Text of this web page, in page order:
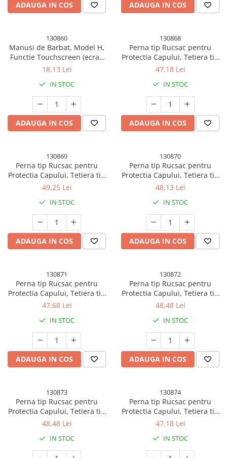
ADAUGA IN COS ADAUGA IN COS
130860
Manusi de Barbat, Model H,
Functie Touchscreen (ecran
tactil), Material Acril Tricotat,
Catifelat, Marime Universala,
Gri Deschis
18,13 Lei
IN STOC
ADAUGA IN COS
130868
Perna tip Rucsac pentru
Protectia Capului, Tetiera tip
Elefant de Plus, pentru
Gri
47,18 Lei
IN STOC
ADAUGA IN COS
130869
Perna tip Rucsac pentru
Protectia Capului, Tetiera tip
Unicorn, pentru Bebelusi,
49,25 Lei
IN STOC
ADAUGA IN COS
130870
Perna tip Rucsac pentru
Protectia Capului, Tetiera tip
Fluturas de Plus, pentru
48,13 Lei
IN STOC
ADAUGA IN COS
130871
Perna tip Rucsac pentru
Protectia Capului, Tetiera tip
Tigru, pentru Bebelusi,
47,68 Lei
IN STOC
ADAUGA IN COS
130872
Perna tip Rucsac pentru
Protectia Capului, Tetiera tip
Broscuta, pentru Bebelusi,
48,48 Lei
IN STOC
ADAUGA IN COS
130873
Perna tip Rucsac pentru
Protectia Capului, Tetiera tip
Bufnita, pentru Bebelusi,
48,48 Lei
IN STOC
130874
Perna tip Rucsac pentru
Protectia Capului, Tetiera tip
Bufnita, Design tip Plasa,
180 g, Albastru
47,18 Lei
IN STOC